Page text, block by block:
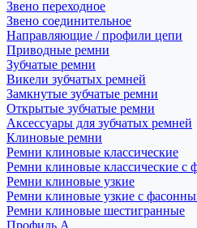
Звено переходное
Звено соединительное
Направляющие / профили цепи
Приводные ремни
Зубчатые ремни
Викели зубчатых ремней
Замкнутые зубчатые ремни
Открытые зубчатые ремни
Аксессуары для зубчатых ремней
Клиновые ремни
Ремни клиновые классические
Ремни клиновые классические с
Ремни клиновые узкие
Ремни клиновые узкие с
Ремни клиновые шестигранные
Профиль A